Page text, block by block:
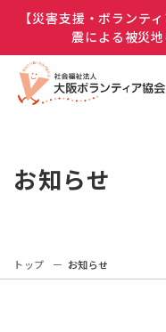
【災害支援・ボランテ
震による被災
お知らせ
トップ お知らせ